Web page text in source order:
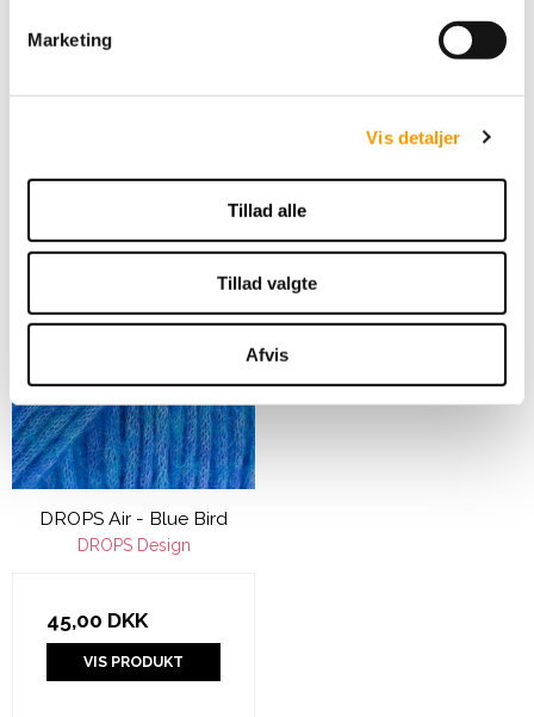
Marketing
Vis detaljer
Tillad alle
Tillad valgte
Afvis
DROPS Design
DROPS Air - Blue Bird
DROPS Design
45,00 DKK
VIS PRODUKT